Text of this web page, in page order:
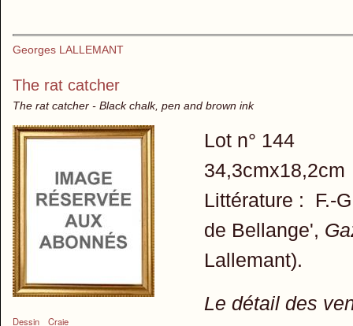
Georges LALLEMANT
The rat catcher
The rat catcher - Black chalk, pen and brown ink
Dessin Craie
Lot n° 144
34,3cmx18,2cm
Littérature : F.-
de Bellange',
Lallemant).
Le détail des